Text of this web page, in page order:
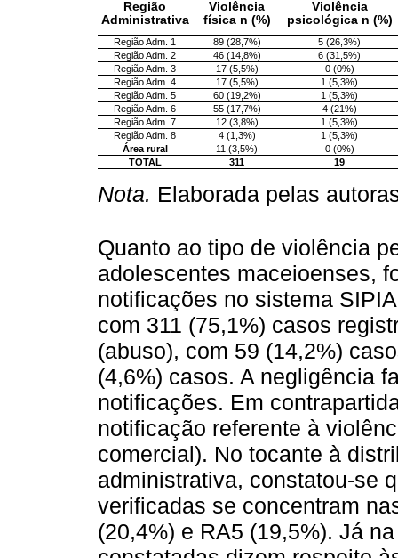
Região
Administrativa
Violência
física n (%)
Violência
psicológica n (%)
Região Adm. 1 89 (28,7%)
5 (26,3%)
Região Adm. 2
46 (14,8%)
6 (31,5%)
Região Adm. 3
17 (5,5%)
0 (0%)
Região Adm. 4
17 (5,5%)
1 (5,3%)
Região Adm. 5
60 (19,2%)
1 (5,3%)
Região Adm. 6
55 (17,7%)
4 (21%)
Região Adm. 7
12 (3,8%)
1 (5,3%)
Região Adm. 8
4 (1,3%)
1 (5,3%)
Área rural
11 (3,5%)
0 (0%)
TOTAL
311 19
Nota. Elaborada pelas
Quanto ao tipo de violência
adolescentes maceioenses,
notificações no sistema
com 311 (75,1%) casos
(abuso), com 59 (14,2%)
(4,6%) casos. A negligência
notificações. Em
notificação referente à
comercial). No tocante à
administrativa, constatou-se
verificadas se concentram
(20,4%) e RA5 (19,5%). Já